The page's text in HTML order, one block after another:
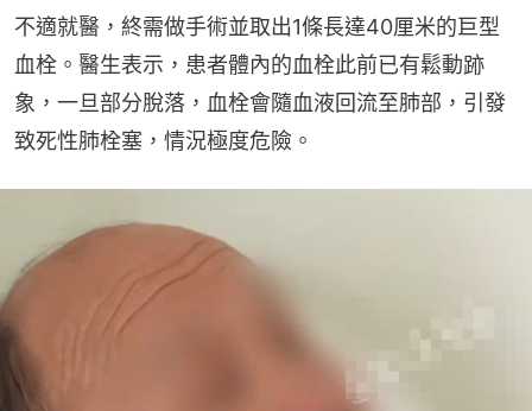
不適就醫，終需做手術並取出1條長達40厘米的巨型
血栓。醫生表示，患者體內的血栓此前已有鬆動跡
象，一旦部分脫落，血栓會隨血液回流至肺部，引發
致死性肺栓塞，情況極度危險。